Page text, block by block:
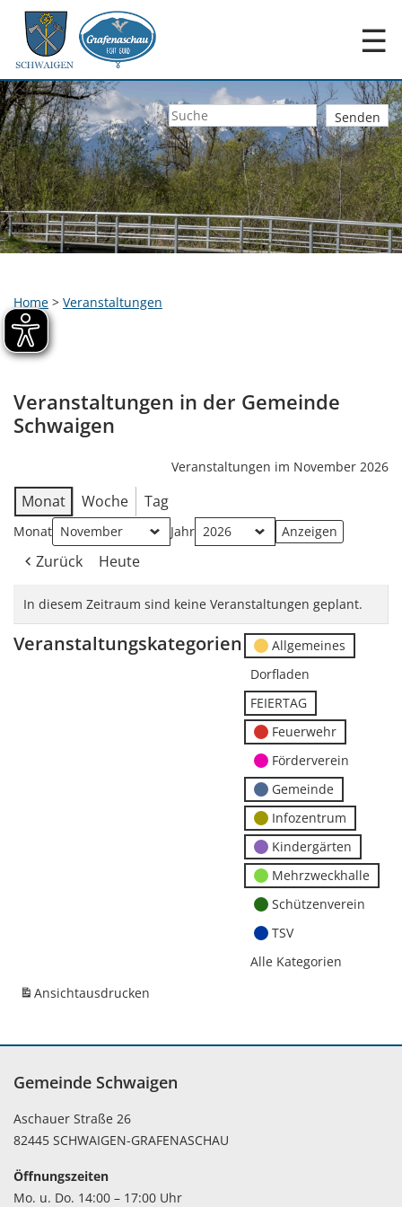
☰
Home > Veranstaltungen
Veranstaltungen in der Gemeinde
Schwaigen
Veranstaltungen im November 2026
Monat Woche Tag
Monat Jahr
Zurück Heute
In diesem Zeitraum sind keine Veranstaltungen geplant.
Veranstaltungskategorien
Allgemeines
Dorfladen
FEIERTAG
Feuerwehr
Förderverein
Gemeinde
Infozentrum
Kindergärten
Mehrzweckhalle
Schützenverein
TSV
Alle Kategorien
Ansichtausdrucken
Gemeinde Schwaigen
Aschauer Straße 26
82445 SCHWAIGEN-GRAFENASCHAU
Öffnungszeiten
Mo. u. Do. 14:00 – 17:00 Uhr